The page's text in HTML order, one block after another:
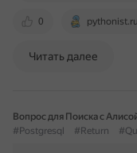
0 pythonist.ru
Читать далее
Вопрос для Поиска с
#Postgresql
#Return